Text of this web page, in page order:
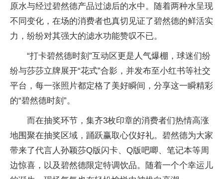
原水与经过碧然德产品过滤后的水中。随着两种水呈现
不同变化，在场的消费者也真切见证了碧然德的鲜活实
力，纷纷对其强大的滤水功能赞叹不已。
“打卡碧然德时刻”互动区更是人气爆棚，球迷们纷
纷与莎莎立牌展开“花式”合影，并发布至小红书等社交
平台，每一张照片都定格了美好瞬间，分享这一瞬精彩
的“碧然德时刻”。
而在抽奖环节，集齐3枚印章的消费者们热情高涨
地围聚在抽奖区域，踊跃赢取心仪好礼。碧然德为大家
带来了代言人孙颖莎Q版闪卡、Q版吧唧、笔记本等周
边惊喜，以及碧然德限定特调饮品。随着一个个幸运儿